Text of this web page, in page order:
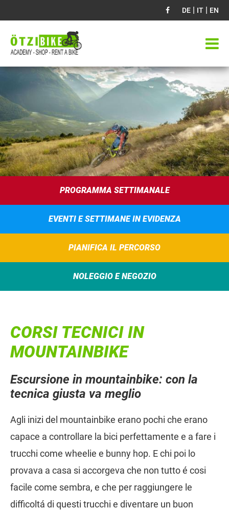
DE | IT | EN
PROGRAMMA SETTIMANALE
EVENTI E SETTIMANE IN EVIDENZA
PIANIFICA IL PERCORSO
NOLEGGIO E NEGOZIO
CORSI TECNICI IN
MOUNTAINBIKE
Escursione in mountainbike: con la
tecnica giusta va meglio
Agli inizi del mountainbike erano pochi che erano
capace a controllare la bici perfettamente e a fare i
trucchi come wheelie e bunny hop. E chi poi lo
provava a casa si accorgeva che non tutto é cosi
facile come sembra, e che per raggiungere le
difficoltá di questi trucchi e diventare un buon